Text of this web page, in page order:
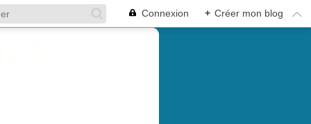
Connexion + Créer mon blog